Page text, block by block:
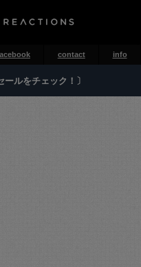
contact info
ールをチェック！〕